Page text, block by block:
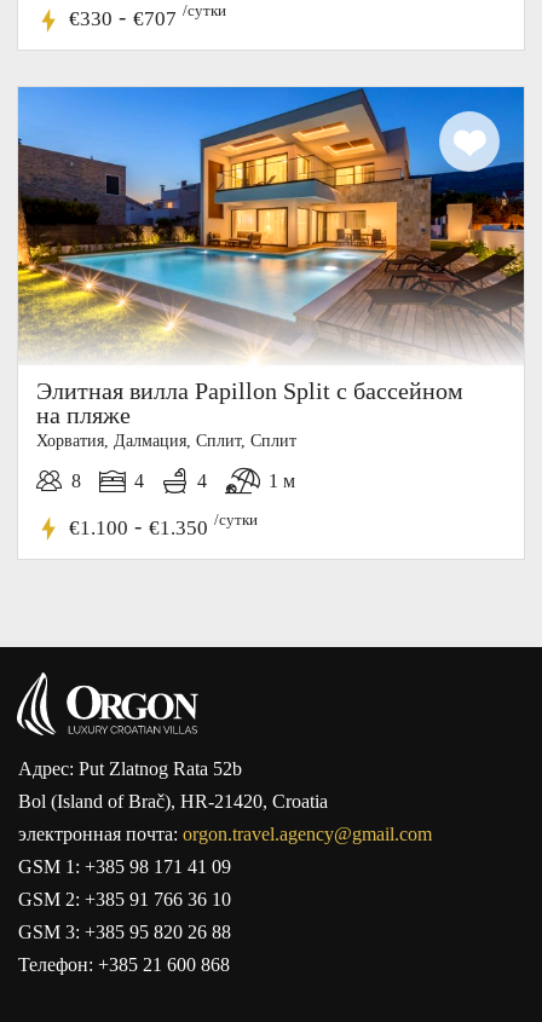
10%
СКИДКА
€330 - €707 /сутки
Элитная вилла Papillon Split с бассейном
на пляже
Хорватия, Далмация, Cплит, Сплит
8 4 4 1 м
€1.100 - €1.350 /сутки
Адрес: Put Zlatnog Rata 52b
Bol (Island of Brač), HR-21420, Croatia
электронная почта:orgon.travel.agency@gmail.com
GSM 1:+385 98 171 41 09
GSM 2:+385 91 766 36 10
GSM 3:+385 95 820 26 88
Телефон:+385 21 600 868